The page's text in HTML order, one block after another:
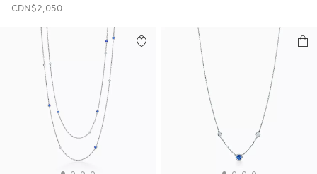
CDN$2,050